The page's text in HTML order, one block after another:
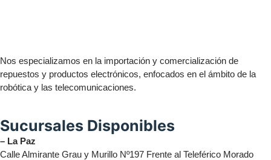
Nos especializamos en la importación y comercialización de
repuestos y productos electrónicos, enfocados en el ámbito de la
robótica y las telecomunicaciones.
Sucursales Disponibles
– La Paz
Calle Almirante Grau y Murillo Nº197 Frente al Teleférico Morado